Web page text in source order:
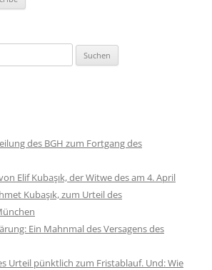
des BGH zum Fortgang des
Elif Kubaşık, der Witwe des am 4. April
Kubaşık, zum Urteil des
Ein Mahnmal des Versagens des
Urteil pünktlich zum Fristablauf. Und: Wie